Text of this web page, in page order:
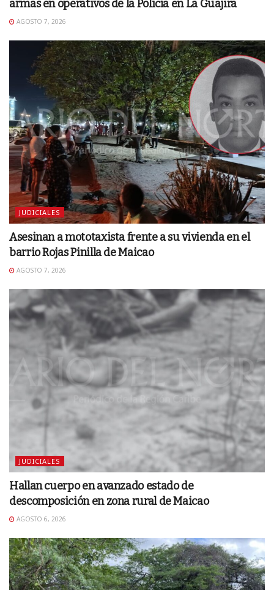
armas en operativos de la Policía en La Guajira
AGOSTO 7, 2026
JUDICIALES
Asesinan a mototaxista frente a su vivienda en el
barrio Rojas Pinilla de Maicao
AGOSTO 7, 2026
JUDICIALES
Hallan cuerpo en avanzado estado de
descomposición en zona rural de Maicao
AGOSTO 6, 2026